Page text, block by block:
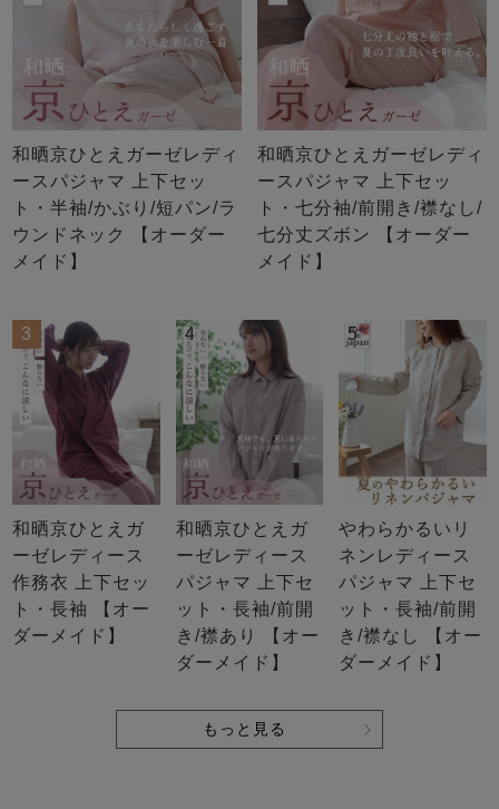
売れ筋ランキング
- Item Ranking -
新着商品
- New Arrival -
すべての季節のパジャマ一覧はこちら
ボーイズ半袖
ボーイズ前開
き
り
ガールズ
単品
ボーイズ
単品
売れ筋ランキング
- Item Ranking -
新着商品
- New Arrival -
すべてのデザインのパジャマ一覧はこちら
和晒京ひとえガーゼレディ
ースパジャマ 上下セッ
ト・半袖/かぶり/短パン/ラ
ウンドネック 【オーダー
メイド】
和晒京ひとえガーゼレディ
ースパジャマ 上下セッ
ト・七分袖/前開き/襟なし/
七分丈ズボン 【オーダー
メイド】
3
和晒京ひとえガ
ーゼレディース
作務衣 上下セッ
ト・長袖 【オー
ダーメイド】
4
和晒京ひとえガ
ーゼレディース
パジャマ 上下セ
ット・長袖/前開
き/襟あり 【オー
ダーメイド】
5
やわらかるいリ
ネンレディース
パジャマ 上下セ
ット・長袖/前開
き/襟なし 【オー
ダーメイド】
もっと見る